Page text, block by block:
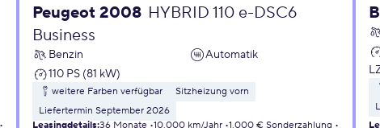
Peugeot 2008 HYBRID 110 e-DSC6
Business
Benzin
Automatik
110 PS (81 kW)
weitere Farben verfügbar
Sitzheizung vorn
Liefertermin September 2026
Leasingdetails:36 Monate 10.000 km/Jahr 1.000 € Sonderzahlung